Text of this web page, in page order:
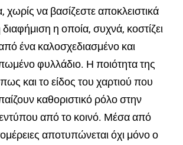
χωρίς να βασίζεστε αποκλειστικά
η οποία, συχνά, κοστίζει
ένα καλοσχεδιασμένο και
φυλλάδιο. Η ποιότητα της
και το είδος του χαρτιού που
καθοριστικό ρόλο στην
από το κοινό. Μέσα από
αποτυπώνεται όχι μόνο ο